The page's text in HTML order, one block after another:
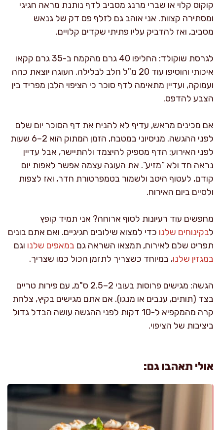
קוקוס קלוי או שברי מרנג מסביב לדף נותנת מראה חגיגי
ומסתירה קצוות. אני אוהב גם לזלף פס דק של גנאש
מסביב, ואז להדביק עליו פתיתי שקדים קלויים.
לגרסת שוקולד: החליפו 40 גרם מהקמח ב-35 גרם קקאו
איכותי והוסיפו עוד 20 מ"ל חלב לבלילה. העוגה יוצאת כהה
ועמוקה, ועדיין מתאימה לדף סוכר כי הציפוי הלבן מפריד בין
הצבע להדפס.
אם מכינים מראש, עדיף לא להניח את דף הסוכר יום שלם
לפני ההגשה. מניסיוני במטבח, הזמן המתוק הוא 2–6 שעות
לפני האירוע: הדף מספיק להיצמד ולהתיישר, אבל עדיין
נראה חד ולא “מזיע”. את העוגה עצמה אפשר לאפות יום
קודם, לעטוף היטב ולשמור בטמפרטורת חדר, ואז לצפות
ולסיים ביום האירוח.
מחפשים עוד רעיונות לסוף ארוחה? אני תמיד קופץ
לבקינוחים שלנו כדי למצוא שילובים חגיגיים. ואם אתם בונים
תפריט שלם לאירוח, תמצאו השראה גם במאפים שלנו וגם
במגזין שלנו, במיוחד כשצריך לתזמן הכול כמו שצריך.
הגשה: מגישים פרוסות בעובי 2–2.5 ס"מ, עם פירות טריים
בצד (תותים, ענבים או מנגו). אם אתם מגישים בקיץ, צלחת
קרה מהמקפיא ל-10 דקות לפני ההגשה עושה הבדל גדול
ביציבות של הציפוי.
אולי תאהבו גם: